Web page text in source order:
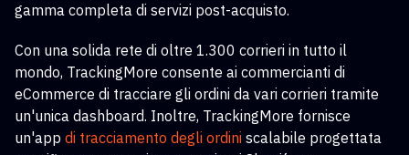
gamma completa di servizi post-acquisto.
Con una solida rete di oltre 1.300 corrieri in tutto il
mondo, TrackingMore consente ai commercianti di
eCommerce di tracciare gli ordini da vari corrieri tramite
un'unica dashboard. Inoltre, TrackingMore fornisce
un'app di tracciamento degli ordini scalabile progettata